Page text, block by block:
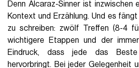
Denn Alcaraz-Sinner ist inzwischen
Kontext und Erzählung. Und es
zu schreiben: zwölf Treffen (8-4
wichtigere Etappen und der
Eindruck, dass jede das
hervorbringt. Bei jeder Gelegenheit